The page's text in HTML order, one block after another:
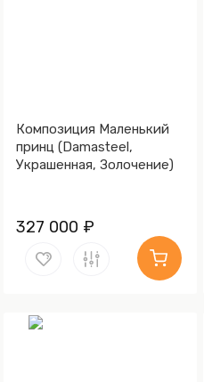
Композиция Маленький
принц (Damasteel,
Украшенная, Золочение)
327 000 ₽